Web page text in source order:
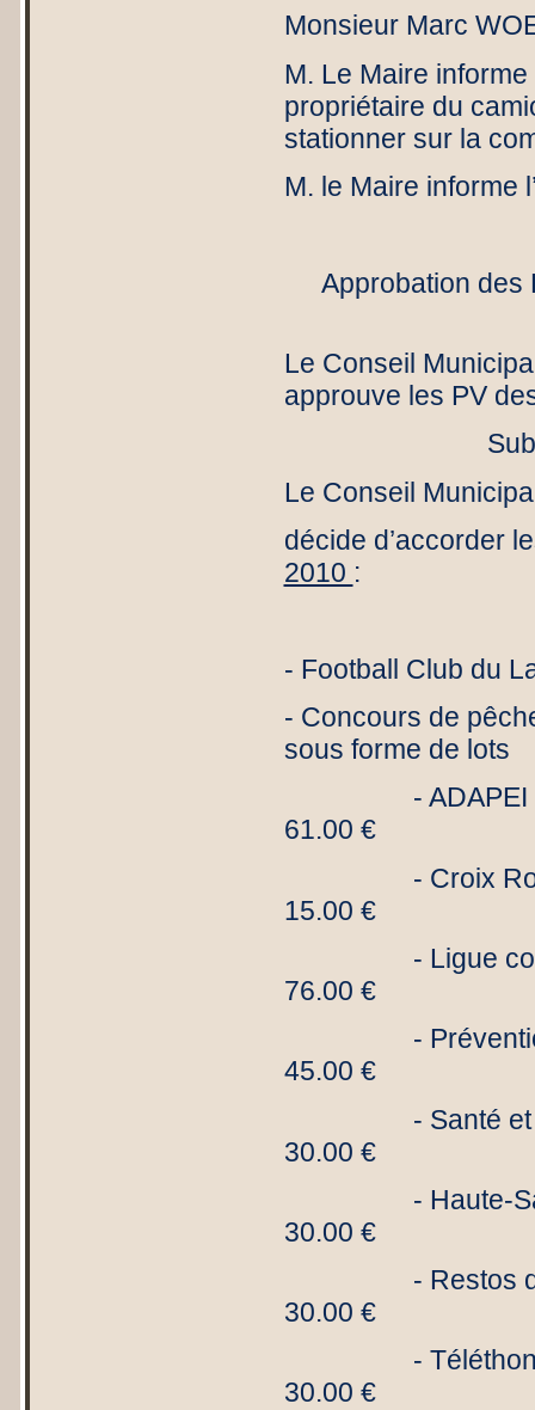
Monsieur Marc
M. Le Maire
propriétaire du
stationner sur la
M. le Maire informe
Approbation des
Le Conseil
approuve les PV
Le Conseil
décide d’accorder
2010 :
- Football
- Concours de
sous forme de lots
-
61.00 €
- Croix
15.00 €
- Ligue
76.00 €
-
45.00 €
-
30.00 €
- Haute-
30.00 €
-
30.00 €
-
30.00 €